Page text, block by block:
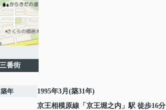
番街
築年 1995年3月(築31年)
京王相模原線 「 京王堀之内 」駅 徒歩16分